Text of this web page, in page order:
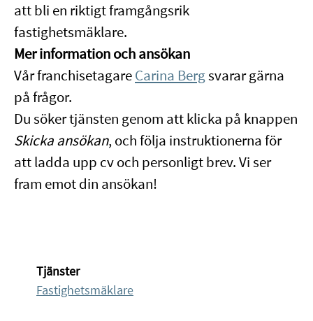
att bli en riktigt framgångsrik
fastighetsmäklare.
Mer information och ansökan
Vår franchisetagareCarina Bergsvarar gärna
på frågor.
Du söker tjänsten genom att klicka på knappen
Skicka ansökan, och följa instruktionerna för
att ladda upp cv och personligt brev. Vi ser
fram emot din ansökan!
Tjänster
Fastighetsmäklare